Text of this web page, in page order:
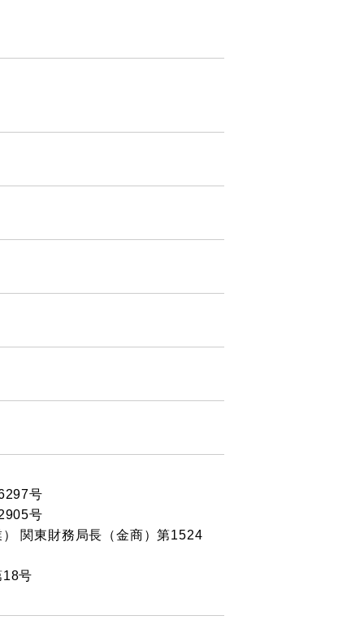
号
号
関東財務局長（金商）第1524
号